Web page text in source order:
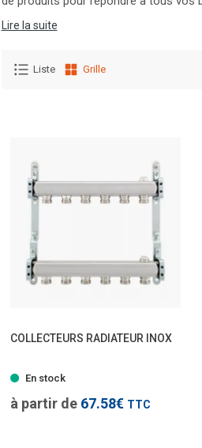
des condensats, ballons d’eau
durabilité pour garantir votre confort
Lire la suite
Liste Grille
COLLECTEURS RADIATEUR INOX
En stock
à partir de 67.58€ TTC